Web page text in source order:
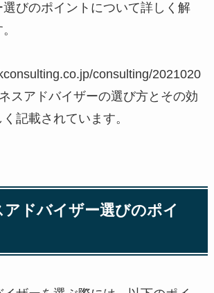
びのポイントについて詳しく解
consulting/2021020
スアドバイザーの選び方とその効
記載されています。
ドバイザー選びのポイ